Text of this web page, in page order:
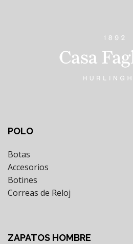
POLO
Botas
Accesorios
Botines
Correas de Reloj
ZAPATOS HOMBRE